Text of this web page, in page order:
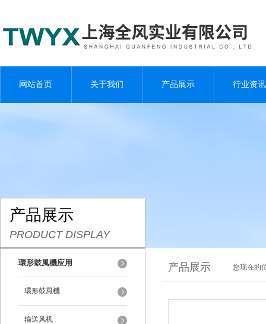
网站首页 关于我们 产品展示 行业资讯
产品展示
PRODUCT DISPLAY
環形鼓風機应用
環形鼓風機
输送风机
产品展示 您现在的